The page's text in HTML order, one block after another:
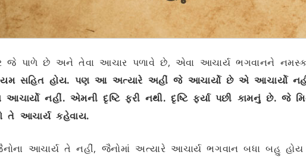
જે પાળે છે અને તેવા આચાર પળાવે છે, એવા આચાર્ય ભગવાનને
સહિત હોય. પણ આ અત્યારે અહીં જે આચાર્યો છે એ આચાર્યો
નહીં. એમની દૃષ્ટિ ફરી નથી.દૃષ્ટિફર્યા પછી કામનું છે. જે
તે આચાર્ય કહેવાય.
આચાર્ય તે નહીં, જૈનોમાં અત્યારે આચાર્ય ભગવાન બધા બહુ